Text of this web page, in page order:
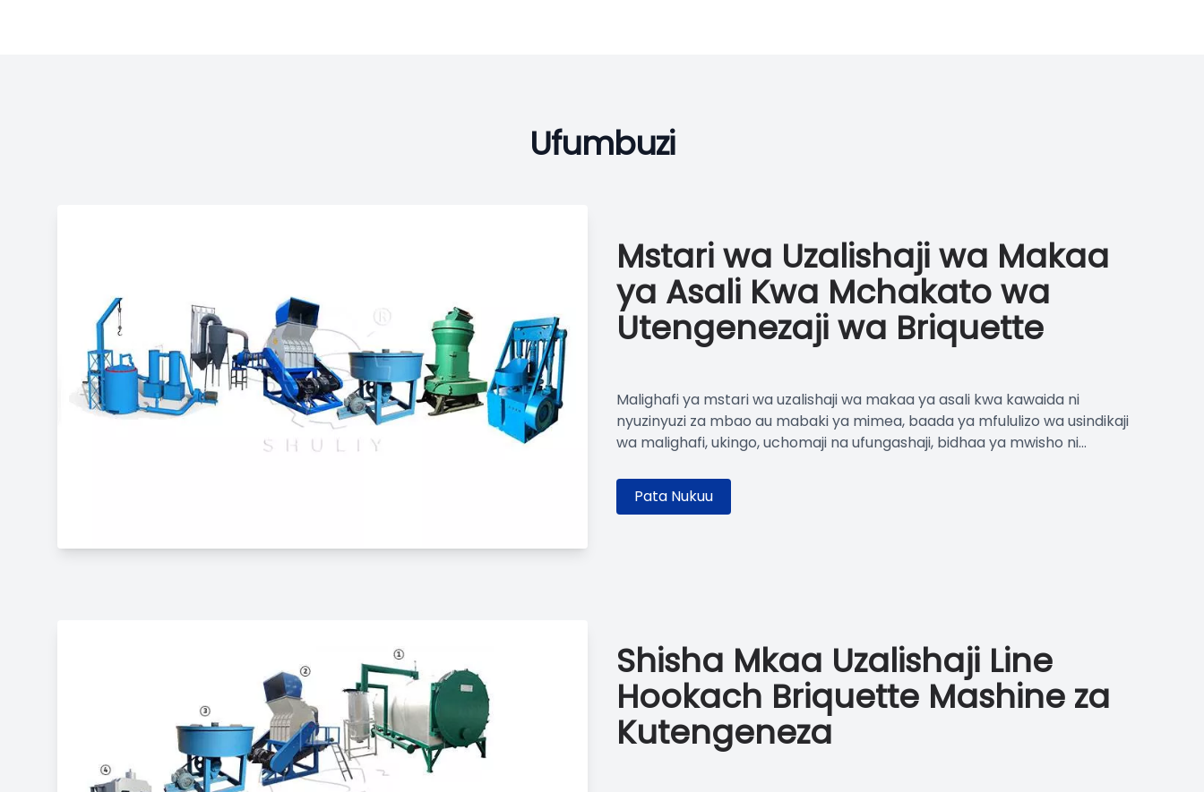
Ufumbuzi
Mstari wa Uzalishaji wa Makaa
ya Asali Kwa Mchakato wa
Utengenezaji wa Briquette
Malighafi ya mstari wa uzalishaji wa makaa ya asali kwa kawaida ni
nyuzinyuzi za mbao au mabaki ya mimea, baada ya mfululizo wa usindikaji
wa malighafi, ukingo, uchomaji na ufungashaji, bidhaa ya mwisho ni...
Pata Nukuu
Shisha Mkaa Uzalishaji Line
Hookach Briquette Mashine za
Kutengeneza